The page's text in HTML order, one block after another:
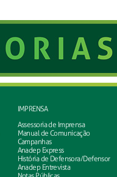
IMPRENSA
Assessoria de Imprensa
Manual de Comunicação
Campanhas
Anadep Express
História de Defensora/Defensor
Anadep Entrevista